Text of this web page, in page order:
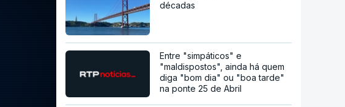
décadas
Entre "simpáticos" e
"maldispostos", ainda há quem
diga "bom dia" ou "boa tarde"
na ponte 25 de Abril